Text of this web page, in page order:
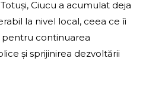
Ciucu a acumulat deja
la nivel local, ceea ce îi
continuarea
și sprijinirea dezvoltării